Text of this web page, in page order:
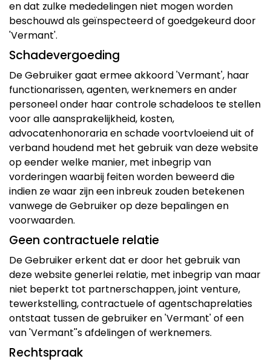
en dat zulke mededelingen niet mogen worden
beschouwd als geïnspecteerd of goedgekeurd door
'Vermant'.
Schadevergoeding
De Gebruiker gaat ermee akkoord 'Vermant', haar
functionarissen, agenten, werknemers en ander
personeel onder haar controle schadeloos te stellen
voor alle aansprakelijkheid, kosten,
advocatenhonoraria en schade voortvloeiend uit of
verband houdend met het gebruik van deze website
op eender welke manier, met inbegrip van
vorderingen waarbij feiten worden beweerd die
indien ze waar zijn een inbreuk zouden betekenen
vanwege de Gebruiker op deze bepalingen en
voorwaarden.
Geen contractuele relatie
De Gebruiker erkent dat er door het gebruik van
deze website generlei relatie, met inbegrip van maar
niet beperkt tot partnerschappen, joint venture,
tewerkstelling, contractuele of agentschaprelaties
ontstaat tussen de gebruiker en 'Vermant' of een
van 'Vermant''s afdelingen of werknemers.
Rechtspraak